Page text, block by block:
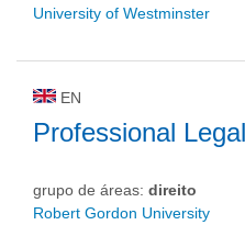
University of Westminster
EN
Professional
grupo de áreas: direito
Robert Gordon University